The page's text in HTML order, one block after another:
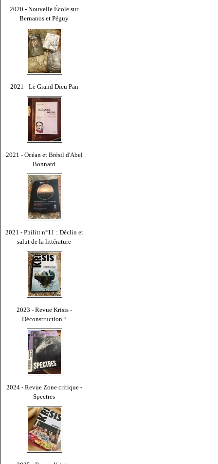
2020 - Nouvelle École sur
Bernanos et Péguy
2021 - Le Grand Dieu Pan
2021 - Océan et Brésil d'Abel
Bonnard
2021 - Philitt n°11 : Déclin et
salut de la littérature
2023 - Revue Krisis -
Déconstruction ?
2024 - Revue Zone critique -
Spectres